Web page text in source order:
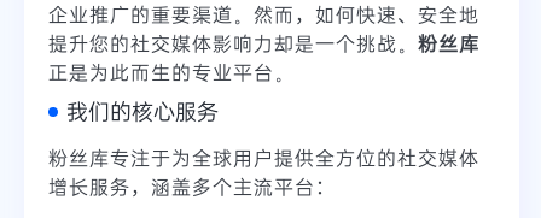
企业推广的重要渠道。然而，如何快速、安全地
提升您的社交媒体影响力却是一个挑战。 粉丝库
正是为此而生的专业平台。
我们的核心服务
粉丝库专注于为全球用户提供全方位的社交媒体
增长服务，涵盖多个主流平台：